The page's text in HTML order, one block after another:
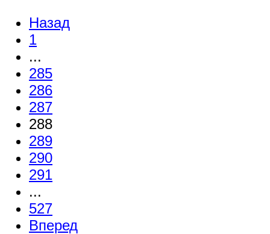
Назад
1
...
285
286
287
288
289
290
291
...
527
Вперед